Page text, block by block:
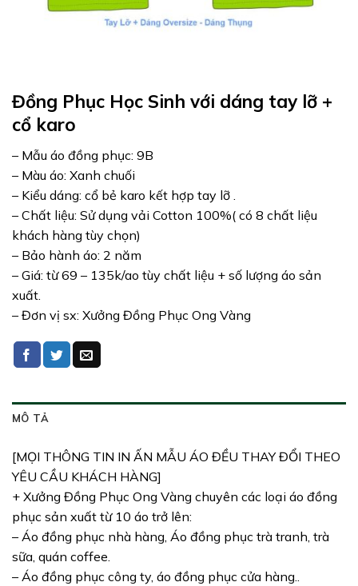
Đồng Phục Học Sinh với dáng tay lỡ +
cổ karo
– Mẫu áo đồng phục: 9B
– Màu áo: Xanh chuối
– Kiểu dáng: cổ bẻ karo kết hợp tay lỡ .
– Chất liệu: Sử dụng vải Cotton 100%( có 8 chất liệu
khách hàng tùy chọn)
– Bảo hành áo: 2 năm
– Giá: từ 69 – 135k/ao tùy chất liệu + số lượng áo sản
xuất.
– Đơn vị sx: Xưởng Đồng Phục Ong Vàng
MÔ TẢ
[MỌI THÔNG TIN IN ẤN MẪU ÁO ĐỀU THAY ĐỔI THEO
YÊU CẦU KHÁCH HÀNG]
+ Xưởng Đồng Phục Ong Vàng chuyên các loại áo đồng
phục sản xuất từ 10 áo trở lên:
– Áo đồng phục nhà hàng, Áo đồng phục trà tranh, trà
sữa, quán coffee.
– Áo đồng phục công ty, áo đồng phục cửa hàng..